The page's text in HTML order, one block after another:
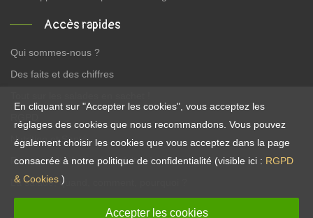
Accès rapides
Qui sommes-nous ?
Des faits et des chiffres
Nutrition et Santé
Recettes vite-faites, bien-faites !
La salade, quand, comment, pourquoi ?
En cliquant sur "Accepter les cookies", vous acceptez les
réglages des cookies que nous recommandons. Vous pouvez
également choisir les cookies que vous acceptez dans la page
consacrée à notre politique de confidentialité (visible ici : RGPD
& Cookies )
Accepter les cookies